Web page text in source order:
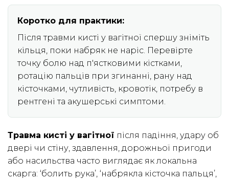
Коротко для практики:
Після травми кисті у вагітної спершу зніміть
кільця, поки набряк не наріс. Перевірте
точку болю над п'ястковими кістками,
ротацію пальців при згинанні, рану над
кісточками, чутливість, кровотік, потребу в
рентгені та акушерські симптоми.
Травма кисті у вагітної після падіння, удару об
двері чи стіну, здавлення, дорожньої пригоди
або насильства часто виглядає як локальна
скарга: ‘болить рука’, ‘набрякла кісточка пальця’,